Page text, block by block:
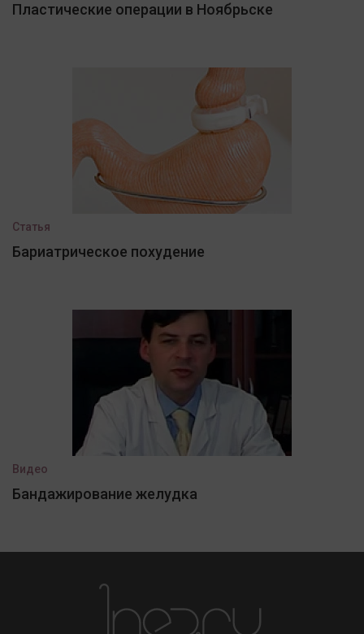
Пластические операции в Ноябрьске
Статья
Бариатрическое похудение
Видео
Бандажирование желудка